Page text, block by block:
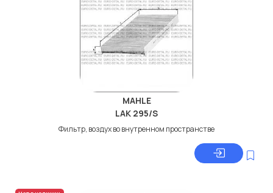
MAHLE
LAK 295/S
Фильтр, воздух во внутренном пространстве